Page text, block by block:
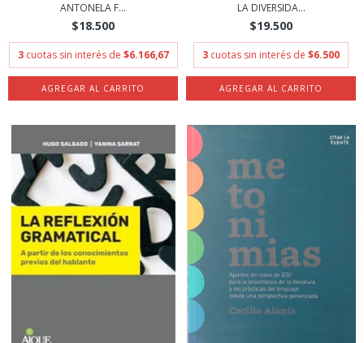
ANTONELA F...
$18.500
3 cuotas sin interés de $6.166,67
LA DIVERSIDA...
$19.500
3 cuotas sin interés de $6.500